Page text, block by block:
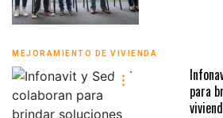
MEJORAMIENTO DE VIVIENDA
para